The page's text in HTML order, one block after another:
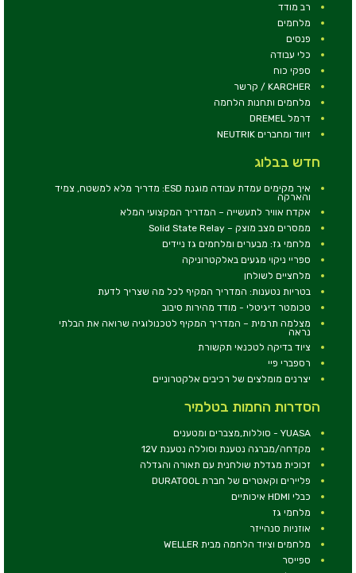
רב מודד
מלחמים
פנסים
כלי עבודה
ספקי כוח
KARCHER / קרשר
מלחמים ותחנות הלחמה
דרמל DREMEL
זיווד ומחברים NEUTRIK
חדש בבלוג
איך מקימים עמדת עבודה מוגנת ESD: מדריך מלא למשטח, צמיד
והארקה
אקדח אוויר לתעשייה – המדריך המקצועי המלא
ממסרים מצב מוצק – Solid State Relay
מלחמי גז: מבערים ומלחמים גז ניידים
ספריי ניקוי מגעים באלקטרוניקה
מלחציים לשולחן
בטריות נטענות: המדריך המקיף לכל מה שצריך לדעת
טכומטר דיגיטלי - מודד מהירות סיבוב
מצלמה תרמית – המדריך המקיף לטכנולוגיה שרואה את הבלתי
נראה
ציוד בדיקה לטכנאי תקשורת
רספברי פיי
יצרנים מומלצים של רכיבים אלקטרוניים
הסדרות החמות בטלמיר
YUASA - סוללות,מצברים ומטענים
מקדחה/מברגה נטענת וסוללה נטענת 12V
זכוכית מגדלת שולחנית עם תאורה והגדלה
פליירים וקאטרים של חברת DURATOOL
כבלי HDMI איכותיים
מלחמי גז
אוזניות סנהייזר
מלחמים וציוד הלחמה מבית WELLER
ספייסר